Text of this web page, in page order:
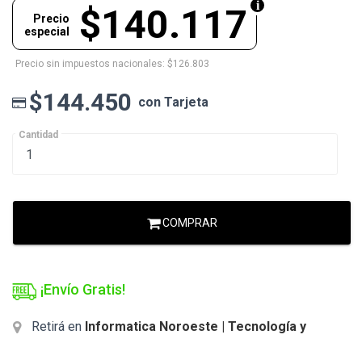
$140.117
Precio
especial
Precio sin impuestos nacionales: $126.803
$144.450 con Tarjeta
Cantidad
COMPRAR
¡Envío Gratis!
Retirá en Informatica Noroeste | Tecnología y